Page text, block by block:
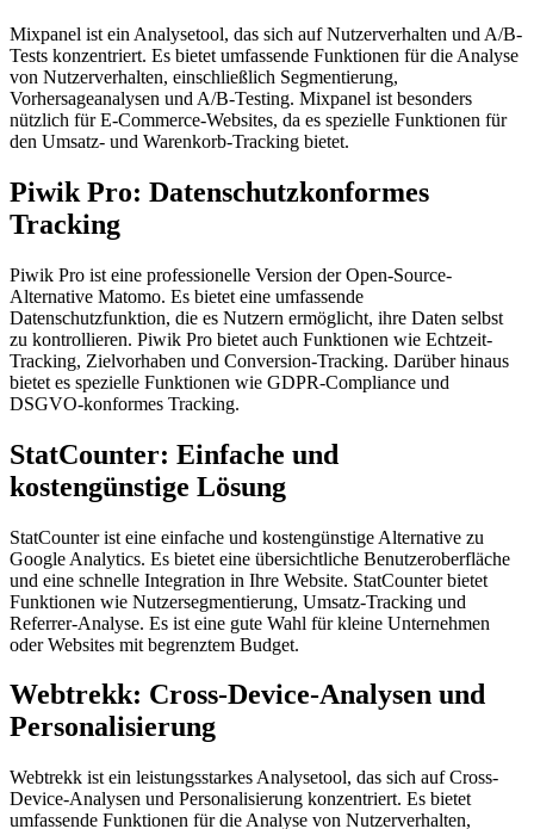
Mixpanel ist ein Analysetool, das sich auf Nutzerverhalten und A/B-
Tests konzentriert. Es bietet umfassende Funktionen für die Analyse
von Nutzerverhalten, einschließlich Segmentierung,
Vorhersageanalysen und A/B-Testing. Mixpanel ist besonders
nützlich für E-Commerce-Websites, da es spezielle Funktionen für
den Umsatz- und Warenkorb-Tracking bietet.
Piwik Pro: Datenschutzkonformes
Tracking
Piwik Pro ist eine professionelle Version der Open-Source-
Alternative Matomo. Es bietet eine umfassende
Datenschutzfunktion, die es Nutzern ermöglicht, ihre Daten selbst
zu kontrollieren. Piwik Pro bietet auch Funktionen wie Echtzeit-
Tracking, Zielvorhaben und Conversion-Tracking. Darüber hinaus
bietet es spezielle Funktionen wie GDPR-Compliance und
DSGVO-konformes Tracking.
StatCounter: Einfache und
kostengünstige Lösung
StatCounter ist eine einfache und kostengünstige Alternative zu
Google Analytics. Es bietet eine übersichtliche Benutzeroberfläche
und eine schnelle Integration in Ihre Website. StatCounter bietet
Funktionen wie Nutzersegmentierung, Umsatz-Tracking und
Referrer-Analyse. Es ist eine gute Wahl für kleine Unternehmen
oder Websites mit begrenztem Budget.
Webtrekk: Cross-Device-Analysen und
Personalisierung
Webtrekk ist ein leistungsstarkes Analysetool, das sich auf Cross-
Device-Analysen und Personalisierung konzentriert. Es bietet
umfassende Funktionen für die Analyse von Nutzerverhalten,